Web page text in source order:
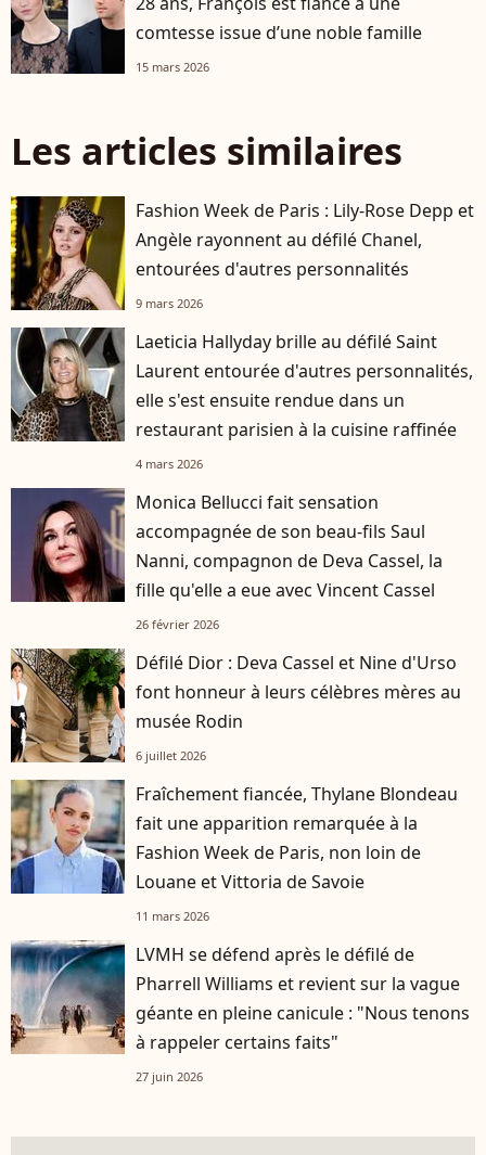
comtesse issue d’une noble famille
15 mars 2026
Les articles similaires
Fashion Week de Paris : Lily-Rose Depp et
Angèle rayonnent au défilé Chanel,
entourées d'autres personnalités
9 mars 2026
Laeticia Hallyday brille au défilé Saint
Laurent entourée d'autres personnalités,
elle s'est ensuite rendue dans un
restaurant parisien à la cuisine raffinée
4 mars 2026
Monica Bellucci fait sensation
accompagnée de son beau-fils Saul
Nanni, compagnon de Deva Cassel, la
fille qu'elle a eue avec Vincent Cassel
26 février 2026
Défilé Dior : Deva Cassel et Nine d'Urso
font honneur à leurs célèbres mères au
musée Rodin
6 juillet 2026
Fraîchement fiancée, Thylane Blondeau
fait une apparition remarquée à la
Fashion Week de Paris, non loin de
Louane et Vittoria de Savoie
11 mars 2026
LVMH se défend après le défilé de
Pharrell Williams et revient sur la vague
géante en pleine canicule : "Nous tenons
à rappeler certains faits"
27 juin 2026